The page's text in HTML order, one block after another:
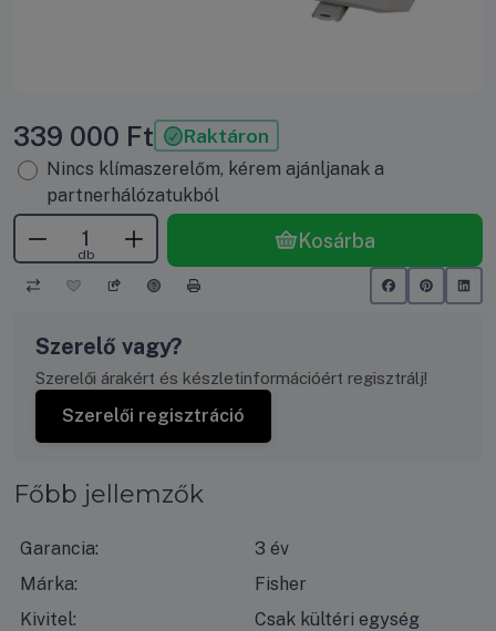
339 000 Ft Raktáron
Nincs klímaszerelőm, kérem ajánljanak a
partnerhálózatukból
db
Kosárba
Szerelő vagy?
Szerelői árakért és készletinformációért regisztrálj!
Szerelői regisztráció
Főbb jellemzők
Garancia:
3 év
Márka:
Fisher
Kivitel:
Csak kültéri egység